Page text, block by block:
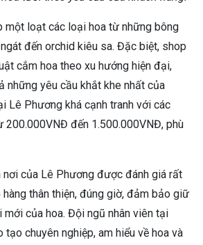
một loạt các loại hoa từ những bông
đến orchid kiêu sa. Đặc biệt, shop
cắm hoa theo xu hướng hiện đại,
những yêu cầu khắt khe nhất của
Lê Phương khá cạnh tranh với các
200.000VNĐ đến 1.500.000VNĐ, phù
nơi của Lê Phương được đánh giá rất
thân thiện, đúng giờ, đảm bảo giữ
của hoa. Đội ngũ nhân viên tại
chuyên nghiệp, am hiểu về hoa và